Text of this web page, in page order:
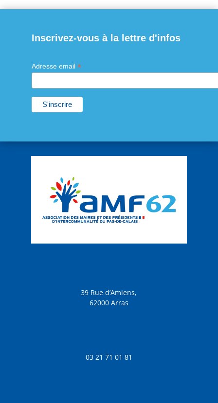
Inscrivez-vous à la lettre d'infos
Adresse email *
39 Rue d’Amiens,
62000 Arras
03 21 71 01 81